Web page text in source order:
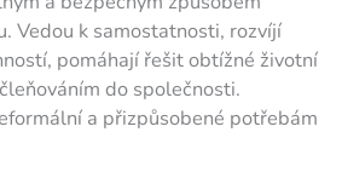
Vedou k samostatnosti, rozvíjí
pomáhají řešit obtížné životní
do společnosti.
a přizpůsobené potřebám